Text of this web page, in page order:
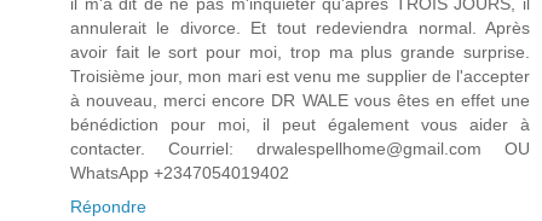
annulerait le divorce. Et tout redeviendra normal. Après
avoir fait le sort pour moi, trop ma plus grande surprise.
Troisième jour, mon mari est venu me supplier de l'accepter
à nouveau, merci encore DR WALE vous êtes en effet une
bénédiction pour moi, il peut également vous aider à
contacter. Courriel: drwalespellhome@gmail.com OU
WhatsApp +2347054019402
Répondre